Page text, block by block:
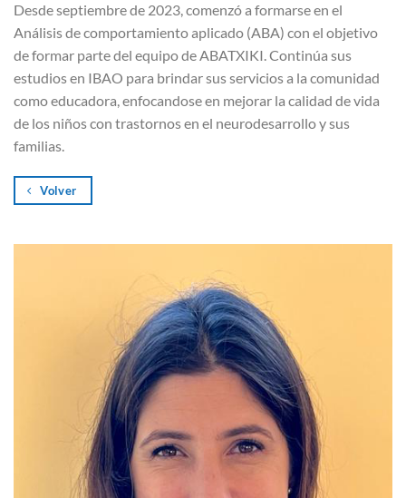
Desde septiembre de 2023, comenzó a formarse en el
Análisis de comportamiento aplicado (ABA) con el objetivo
de formar parte del equipo de ABATXIKI. Continúa sus
estudios en IBAO para brindar sus servicios a la comunidad
como educadora, enfocandose en mejorar la calidad de vida
de los niños con trastornos en el neurodesarrollo y sus
familias.
Volver